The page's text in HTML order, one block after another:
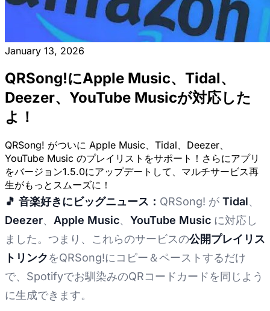
January 13, 2026
QRSong!にApple Music、Tidal、
Deezer、YouTube Musicが対応した
よ！
QRSong! がついに Apple Music、Tidal、Deezer、
YouTube Music のプレイリストをサポート！さらにアプリ
をバージョン1.5.0にアップデートして、マルチサービス再
生がもっとスムーズに！
🎵 音楽好きにビッグニュース： QRSong! が Tidal、
Deezer、 Apple Music、 YouTube Music に対応し
ました。つまり、これらのサービスの公開プレイリス
トリンクをQRSong!にコピー＆ペーストするだけ
で、Spotifyでお馴染みのQRコードカードを同じよう
に生成できます。